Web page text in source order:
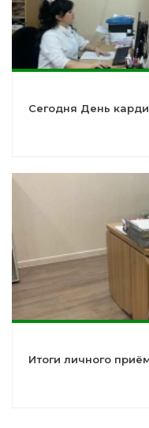
Сегодня День
Итоги личного